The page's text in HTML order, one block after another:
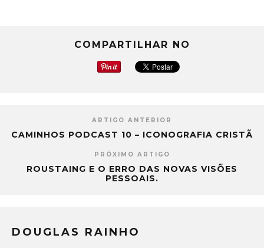
COMPARTILHAR NO
ARTIGO ANTERIOR
CAMINHOS PODCAST 10 – ICONOGRAFIA CRISTÃ
PRÓXIMO ARTIGO
ROUSTAING E O ERRO DAS NOVAS VISÕES
PESSOAIS.
DOUGLAS RAINHO